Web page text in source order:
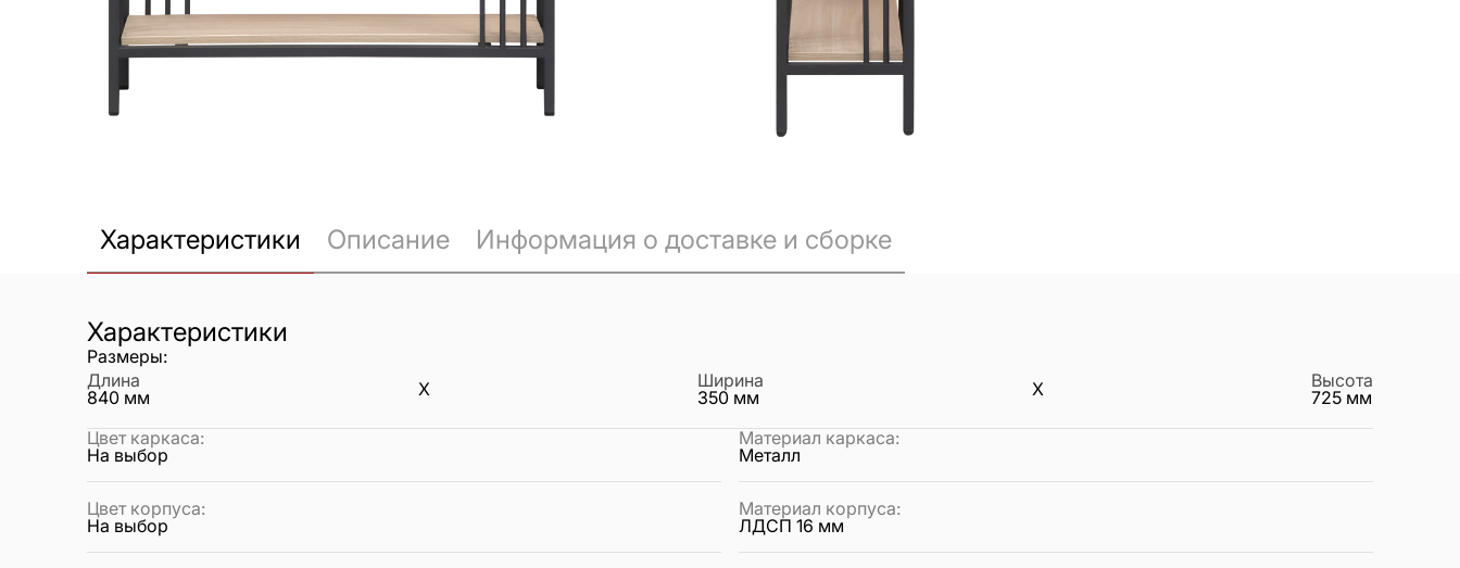
Характеристики Описание Информация о доставке и сборке
Характеристики
Размеры:
Длина
840 мм X
Ширина
350 мм X
Высота
725 мм
Цвет каркаса:
На выбор
Материал каркаса:
Металл
Цвет корпуса:
На выбор
Материал корпуса:
ЛДСП 16 мм